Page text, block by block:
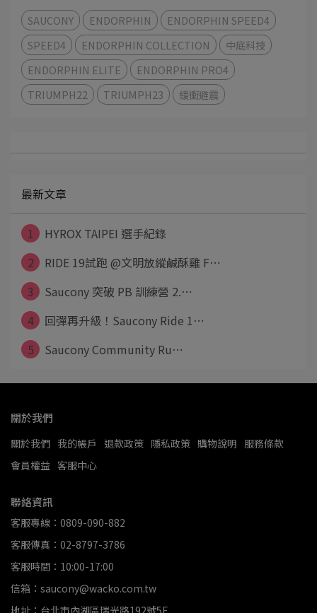
SAUCONY ENDORPHIN
ENDORPHIN SPEED4
SPEED4
ENDORPHIN COLLECTION
中底科技
ENDORPHIN ELITE
ENDORPHIN PRO4
TRIUMPH22
TRIUMPH23 緩衝避震
最新文章
1
HYROX TAIPEI 選手紀錄
2
RIDE 19試跑 @文明放縱鹹酥雞 F⋯
3
Saucony 突破 PB 訓練營 2.⋯
4
回彈再升級！Saucony Ride 1⋯
5
Saucony Community Ru⋯
關於我們
關於我們 我的帳戶 退款政策 隱私政策 購物說明 服務條款
會員權益 客服中心
聯絡資訊
客服專線：0809-090-882
客服傳真：02-8797-3786
客服時間：10:00-17:00
信箱：saucony@wacko.com.tw
地址：台北市內湖區瑞光路192號5F